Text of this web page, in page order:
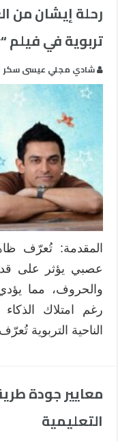
رحلة إيشان من
تربوية في فيلم “Taare Zameen Par”
شادي مجلي عيسى سكر
المقدمة: تُعرّف
عصبي يؤثر على
والحروف، مما
رغم امتلاك الذكاء
الناحية التربوية
معايير جودة
التعليمية